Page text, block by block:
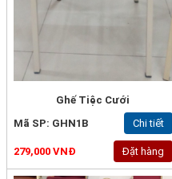
Ghế Tiệc Cưới
Mã SP: GHN1B
Chi tiết
279,000 VNĐ Đặt hàng